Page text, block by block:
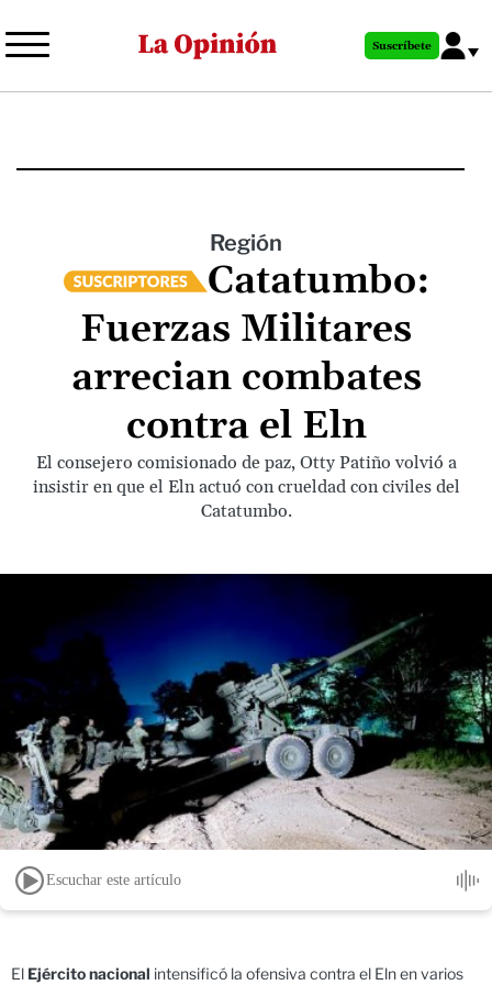
al
principal
Suscríbete
Región
Catatumbo:
Fuerzas Militares
arrecian combates
contra el Eln
El consejero comisionado de paz, Otty Patiño volvió a
insistir en que el Eln actuó con crueldad con civiles del
Catatumbo.
Escuchar este artículo
El Ejército nacional intensificó la ofensiva contra el Eln en varios